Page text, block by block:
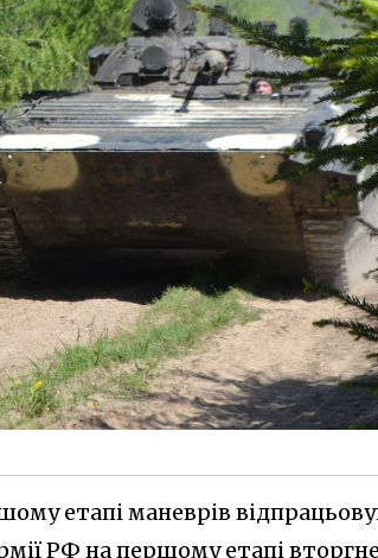
етапі маневрів
РФ на першому етапі